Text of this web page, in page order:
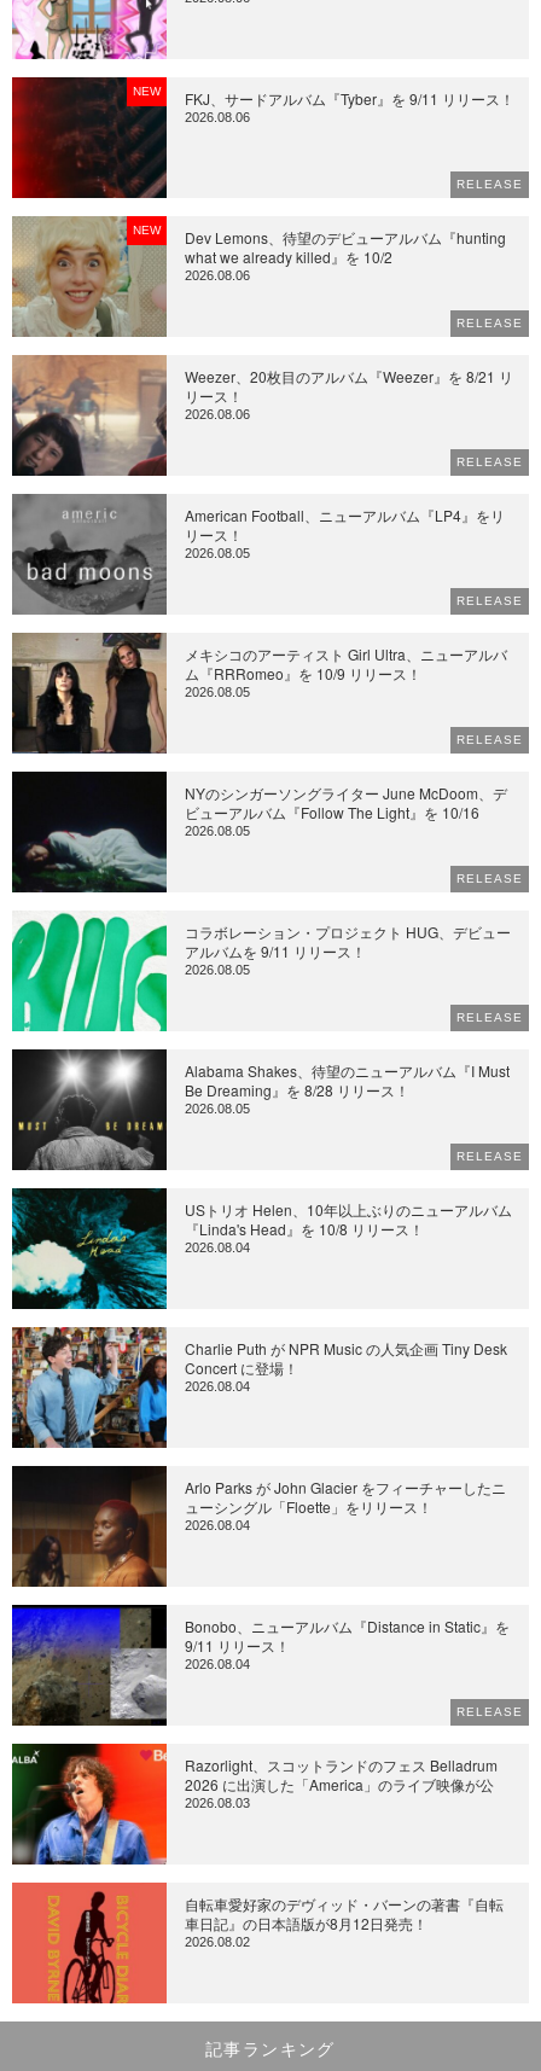
NEW FKJ、サードアルバム『Tyber』を 9/11 リリース！
2026.08.06
RELEASE
NEW
Dev Lemons、待望のデビューアルバム『hunting
what we already killed』を 10/2
2026.08.06
RELEASE
Weezer、20枚目のアルバム『Weezer』を 8/21 リ
リース！
2026.08.06
RELEASE
American Football、ニューアルバム『LP4』をリ
リース！
2026.08.05
RELEASE
メキシコのアーティスト Girl Ultra、ニューアルバ
ム『RRRomeo』を 10/9 リリース！
2026.08.05
RELEASE
NYのシンガーソングライター June McDoom、デ
ビューアルバム『Follow The Light』を 10/16
2026.08.05
RELEASE
コラボレーション・プロジェクト HUG、デビュー
アルバムを 9/11 リリース！
2026.08.05
RELEASE
Alabama Shakes、待望のニューアルバム『I Must
Be Dreaming』を 8/28 リリース！
2026.08.05
RELEASE
USトリオ Helen、10年以上ぶりのニューアルバム
『Linda's Head』を 10/8 リリース！
2026.08.04
Charlie Puth が NPR Music の人気企画 Tiny Desk
Concert に登場！
2026.08.04
Arlo Parks が John Glacier をフィーチャーしたニ
ューシングル「Floette」をリリース！
2026.08.04
Bonobo、ニューアルバム『Distance in Static』を
9/11 リリース！
2026.08.04
RELEASE
Razorlight、スコットランドのフェス Belladrum
2026 に出演した「America」のライブ映像が公
2026.08.03
自転車愛好家のデヴィッド・バーンの著書『自転
車日記』の日本語版が8月12日発売！
2026.08.02
記事ランキング